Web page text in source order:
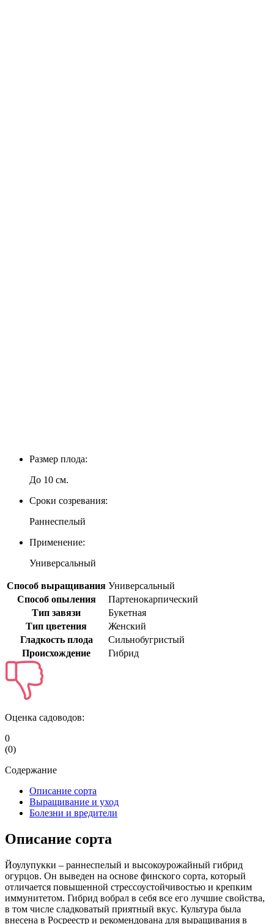
Размер плода:
До 10 см.
Сроки созревания:
Раннеспелый
Применение:
Универсальный
Способ выращивания Универсальный
Способ опыления
Партенокарпический
Тип завязи
Букетная
Тип цветения
Женский
Гладкость плода
Сильнобугристый
Происхождение
Гибрид
Оценка садоводов:
0
(0)
Содержание
Описание сорта
Выращивание и уход
Болезни и вредители
Описание сорта
Йоулупукки – раннеспелый и высокоурожайный гибрид
огурцов. Он выведен на основе финского сорта, который
отличается повышенной стрессоустойчивостью и крепким
иммунитетом. Гибрид вобрал в себя все его лучшие свойства,
в том числе сладковатый приятный вкус. Культура была
внесена в Росреестр и рекомендована для выращивания в